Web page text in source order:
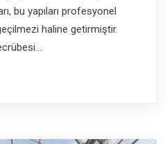
bu yapıları profesyonel
haline getirmiştir.